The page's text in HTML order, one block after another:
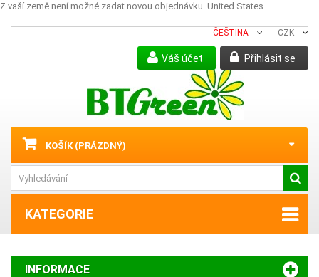
Z vaší země není možné zadat novou objednávku. United States
Váš účet Přihlásit se
CZK
ČEŠTINA
KOŠÍK (PRÁZDNÝ)
KATEGORIE
INFORMACE